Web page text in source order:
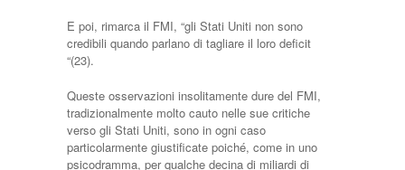
E poi, rimarca il FMI, “gli Stati Uniti non sono
credibili quando parlano di tagliare il loro deficit
“(23).
Queste osservazioni insolitamente dure del FMI,
tradizionalmente molto cauto nelle sue critiche
verso gli Stati Uniti, sono in ogni caso
particolarmente giustificate poiché, come in uno
psicodramma, per qualche decina di miliardi di